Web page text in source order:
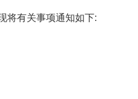
将有关事项通知如下: